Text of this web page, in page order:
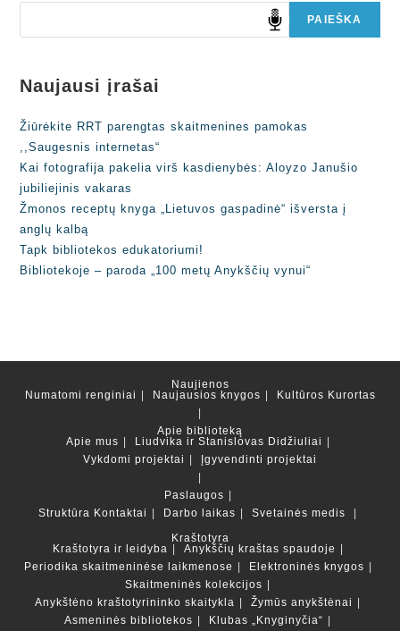
PAIEŠKA
Naujausi įrašai
Žiūrėkite RRT parengtas skaitmenines pamokas
,,Saugesnis internetas“
Kai fotografija pakelia virš kasdienybės: Aloyzo Janušio
jubiliejinis vakaras
Žmonos receptų knyga „Lietuvos gaspadinė“ išversta į
anglų kalbą
Tapk bibliotekos edukatoriumi!
Bibliotekoje – paroda „100 metų Anykščių vynui“
Naujienos
Numatomi renginiai
Naujausios knygos Kultūros Kurortas
Apie biblioteką
Apie mus
Liudvika ir Stanislovas Didžiuliai
Vykdomi projektai
Įgyvendinti projektai
Paslaugos
Struktūra Kontaktai Darbo laikas
Svetainės medis
Kraštotyra
Kraštotyra ir leidyba
Anykščių kraštas spaudoje
Periodika skaitmeninėse laikmenose
Elektroninės knygos
Skaitmeninės kolekcijos
Anykštėno kraštotyrininko skaitykla
Žymūs anykštėnai
Asmeninės bibliotekos
Klubas „Knyginyčia“